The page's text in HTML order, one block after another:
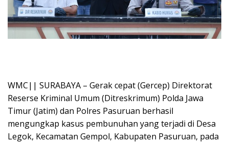
WMC|| SURABAYA – Gerak cepat (Gercep) Direktorat
Reserse Kriminal Umum (Ditreskrimum) Polda Jawa
Timur (Jatim) dan Polres Pasuruan berhasil
mengungkap kasus pembunuhan yang terjadi di Desa
Legok, Kecamatan Gempol, Kabupaten Pasuruan, pada